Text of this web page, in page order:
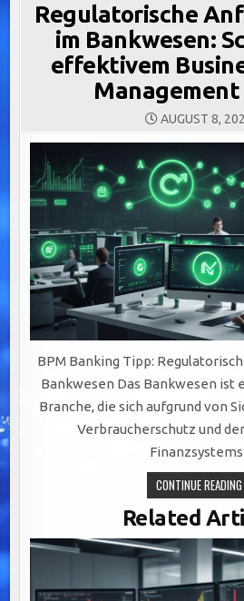
Regulatorische
im Bankwesen:
effektivem
Management
AUGUST 8,
BPM Banking Tipp:
Bankwesen Das Bankwesen ist
Branche, die sich aufgrund von
Verbraucherschutz und
CONTINUE READING
IM
Related